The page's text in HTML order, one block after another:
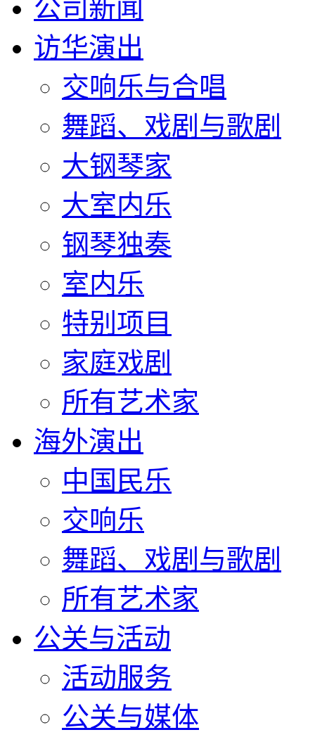
公司新闻
访华演出
交响乐与合唱
舞蹈、戏剧与歌剧
大钢琴家
大室内乐
钢琴独奏
室内乐
特别项目
家庭戏剧
所有艺术家
海外演出
中国民乐
交响乐
舞蹈、戏剧与歌剧
所有艺术家
公关与活动
活动服务
公关与媒体